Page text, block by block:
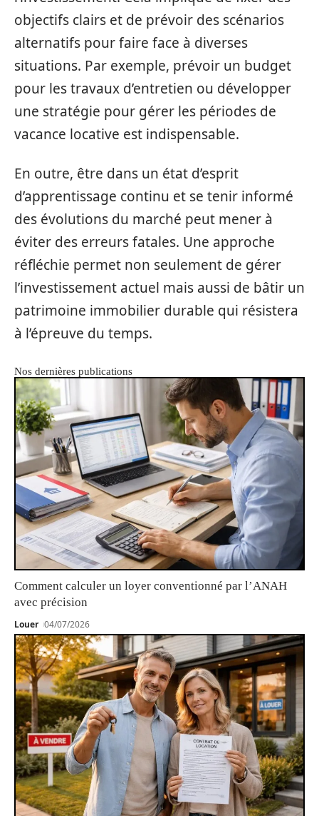
objectifs clairs et de prévoir des scénarios
alternatifs pour faire face à diverses
situations. Par exemple, prévoir un budget
pour les travaux d’entretien ou développer
une stratégie pour gérer les périodes de
vacance locative est indispensable.
En outre, être dans un état d’esprit
d’apprentissage continu et se tenir informé
des évolutions du marché peut mener à
éviter des erreurs fatales. Une approche
réfléchie permet non seulement de gérer
l’investissement actuel mais aussi de bâtir un
patrimoine immobilier durable qui résistera
à l’épreuve du temps.
Nos dernières publications
Comment calculer un loyer conventionné par l’ANAH
avec précision
Louer 04/07/2026